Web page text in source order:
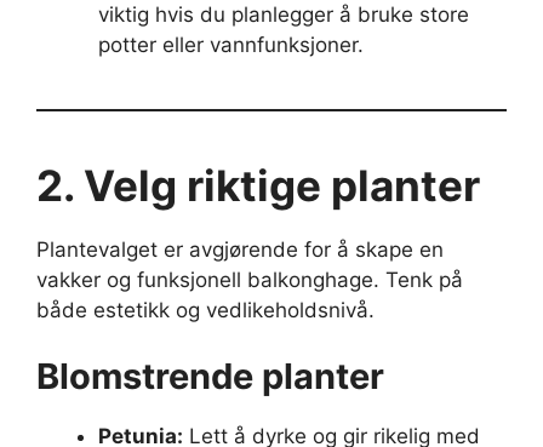
viktig hvis du planlegger å bruke store
potter eller vannfunksjoner.
2. Velg riktige planter
Plantevalget er avgjørende for å skape en
vakker og funksjonell balkonghage. Tenk på
både estetikk og vedlikeholdsnivå.
Blomstrende planter
Petunia: Lett å dyrke og gir rikelig med